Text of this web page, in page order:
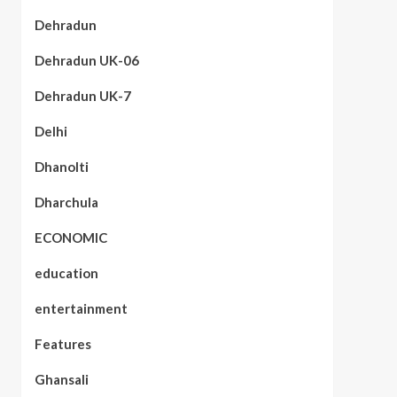
Dehradun
Dehradun UK-06
Dehradun UK-7
Delhi
Dhanolti
Dharchula
ECONOMIC
education
entertainment
Features
Ghansali